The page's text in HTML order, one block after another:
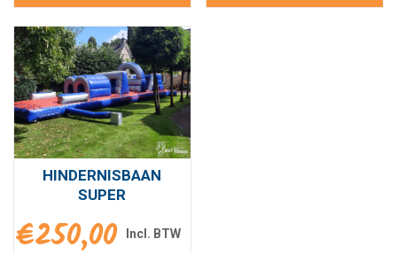
HINDERNISBAAN
SUPER
€250,00